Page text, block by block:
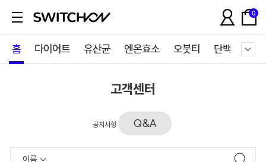
0
홈 다이어트 유산균 엔온효소 오붓티 단백질쉐이
고객센터
공지사항 Q&A